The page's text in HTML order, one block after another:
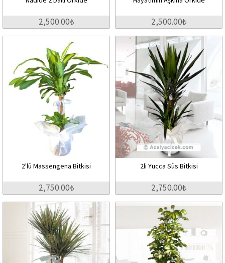
2,500.00₺ 2,500.00₺
2'lü Massengena Bitkisi
2,750.00₺
2li Yucca Süs Bitkisi
2,750.00₺